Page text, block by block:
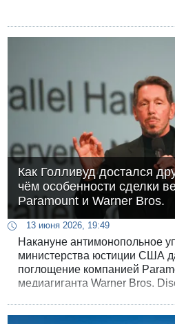
Как Голливуд достался
чём особенности сделки
Paramount и Warner Bros.
13 июня 2026, 19:49
Накануне антимонопольное
министерства юстиции США
поглощение компанией
медиагиганта Warner Bros.